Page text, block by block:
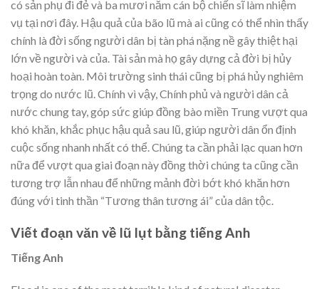
có sản phụ đi đẻ và ba mươi năm cán bộ chiến sĩ làm nhiệm
vụ tại nơi đây. Hậu quả của bão lũ mà ai cũng có thể nhìn thấy
chính là đời sống người dân bị tàn phá nặng nề gây thiệt hại
lớn về người và của. Tài sản mà họ gây dựng cả đời bị hủy
hoại hoàn toàn. Môi trường sinh thái cũng bị phá hủy nghiêm
trọng do nước lũ. Chính vì vậy, Chính phủ và người dân cả
nước chung tay, góp sức giúp đồng bào miền Trung vượt qua
khó khăn, khắc phục hậu quả sau lũ, giúp người dân ổn định
cuộc sống nhanh nhất có thể. Chúng ta cần phải lạc quan hơn
nữa để vượt qua giai đoạn này đồng thời chúng ta cũng cần
tương trợ lẫn nhau để những mảnh đời bớt khó khăn hơn
đúng với tinh thần “Tương thân tương ái” của dân tộc.
Viết đoạn văn về lũ lụt bằng tiếng Anh
Tiếng Anh